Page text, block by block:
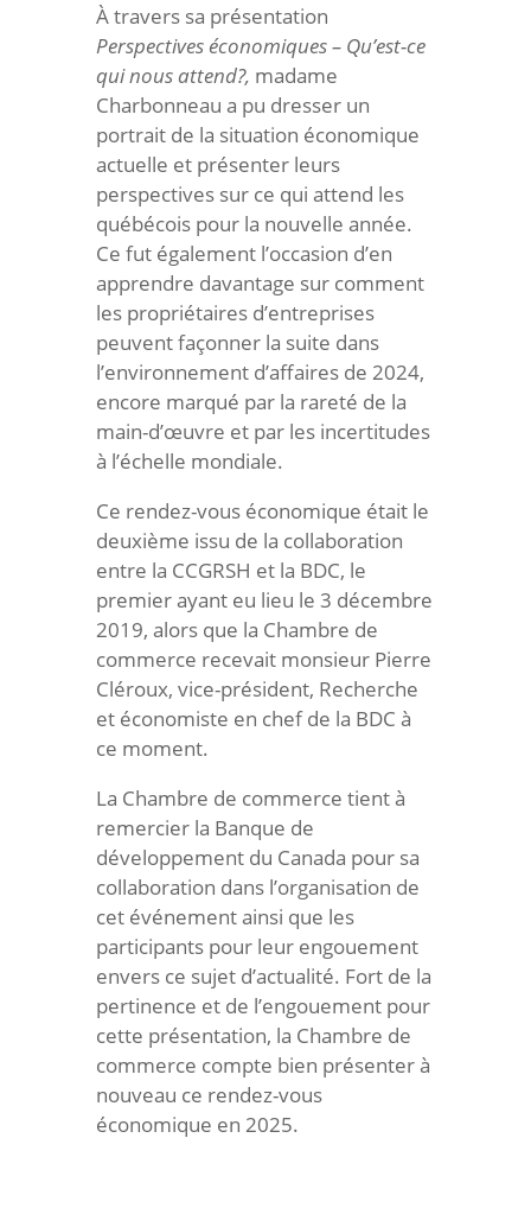
À travers sa présentation
Perspectives économiques – Qu’est-ce
qui nous attend?, madame
Charbonneau a pu dresser un
portrait de la situation économique
actuelle et présenter leurs
perspectives sur ce qui attend les
québécois pour la nouvelle année.
Ce fut également l’occasion d’en
apprendre davantage sur comment
les propriétaires d’entreprises
peuvent façonner la suite dans
l’environnement d’affaires de 2024,
encore marqué par la rareté de la
main-d’œuvre et par les incertitudes
à l’échelle mondiale.
Ce rendez-vous économique était le
deuxième issu de la collaboration
entre la CCGRSH et la BDC, le
premier ayant eu lieu le 3 décembre
2019, alors que la Chambre de
commerce recevait monsieur Pierre
Cléroux, vice-président, Recherche
et économiste en chef de la BDC à
ce moment.
La Chambre de commerce tient à
remercier la Banque de
développement du Canada pour sa
collaboration dans l’organisation de
cet événement ainsi que les
participants pour leur engouement
envers ce sujet d’actualité. Fort de la
pertinence et de l’engouement pour
cette présentation, la Chambre de
commerce compte bien présenter à
nouveau ce rendez-vous
économique en 2025.